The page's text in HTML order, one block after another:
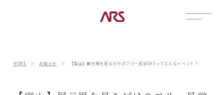
展示場
資料請求
HOME ＞ お知らせ ＞ 【富山】展示場を見るだけのフリー見学DAYってどんなイベント？